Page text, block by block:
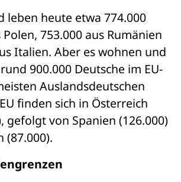
leben heute etwa 774.000
753.000 aus Rumänien
Italien. Aber es wohnen und
900.000 Deutsche im EU-
Auslandsdeutschen
finden sich in Österreich
gefolgt von Spanien (126.000)
(87.000).